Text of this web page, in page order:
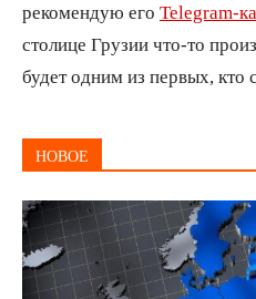
рекомендую его Telegram-
столице Грузии что-то
будет одним из первых, кто
НОВОЕ